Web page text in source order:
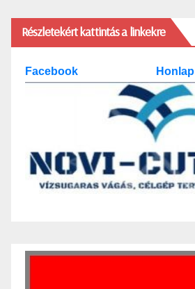
Részletekért kattintás a linkekre
Facebook Honlap